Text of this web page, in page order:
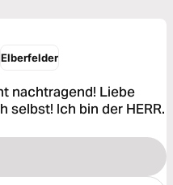
Elberfelder
nachtragend! Liebe
Ich bin der HERR.